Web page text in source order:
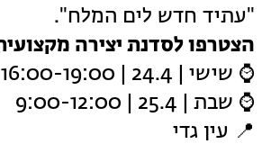
"עתיד חדש לים המלח".
הצטרפו לסדנת יצירה
⌚ שישי | 24.4 | 16:00-19:00
⌚ שבת | 25.4 | 9:00-12:00
📍 עין גדי